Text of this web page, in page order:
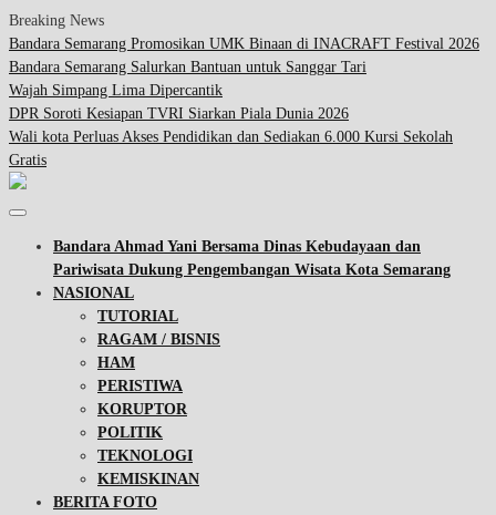
Breaking News
Bandara Semarang Promosikan UMK Binaan di INACRAFT Festival 2026
Bandara Semarang Salurkan Bantuan untuk Sanggar Tari
Wajah Simpang Lima Dipercantik
DPR Soroti Kesiapan TVRI Siarkan Piala Dunia 2026
Wali kota Perluas Akses Pendidikan dan Sediakan 6.000 Kursi Sekolah
Gratis
Bandara Ahmad Yani Bersama Dinas Kebudayaan dan
Pariwisata Dukung Pengembangan Wisata Kota Semarang
NASIONAL
TUTORIAL
RAGAM / BISNIS
HAM
PERISTIWA
KORUPTOR
POLITIK
TEKNOLOGI
KEMISKINAN
BERITA FOTO